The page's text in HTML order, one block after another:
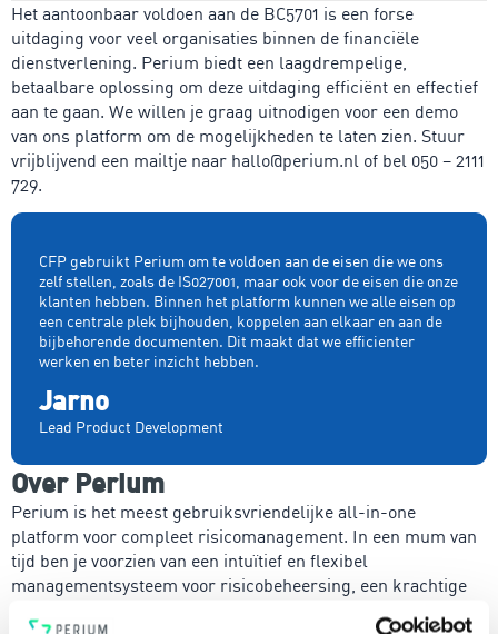
Het aantoonbaar voldoen aan de BC5701 is een forse
uitdaging voor veel organisaties binnen de financiële
dienstverlening. Perium biedt een laagdrempelige,
betaalbare oplossing om deze uitdaging efficiënt en effectief
aan te gaan. We willen je graag uitnodigen voor een demo
van ons platform om de mogelijkheden te laten zien. Stuur
vrijblijvend een mailtje naar hallo@perium.nl of bel 050 – 2111
729.
CFP gebruikt Perium om te voldoen aan de eisen die we ons
zelf stellen, zoals de IS027001, maar ook voor de eisen die onze
klanten hebben. Binnen het platform kunnen we alle eisen op
een centrale plek bijhouden, koppelen aan elkaar en aan de
bijbehorende documenten. Dit maakt dat we efficienter
werken en beter inzicht hebben.
Jarno
Lead Product Development
Over Perium
Perium is het meest gebruiksvriendelijke all-in-one
platform voor compleet risicomanagement. In een mum van
tijd ben je voorzien van een intuïtief en flexibel
managementsysteem voor risicobeheersing, een krachtige